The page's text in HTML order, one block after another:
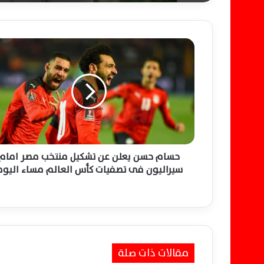
ح
ح
س
ع
ت
ك
ي
حسام حسن يعلن عن تشكيل منتخب مصر
سيراليون فى تصفيات كأس العالم مساء
مقالات ذات صلة